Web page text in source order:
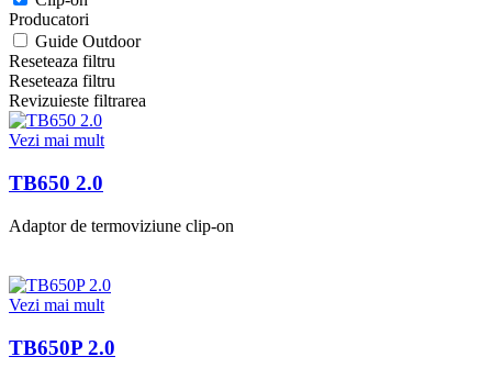
Producatori
Guide Outdoor
Reseteaza filtru
Reseteaza filtru
Revizuieste filtrarea
Vezi mai mult
TB650 2.0
Adaptor de termoviziune clip-on
Vezi mai mult
TB650P 2.0